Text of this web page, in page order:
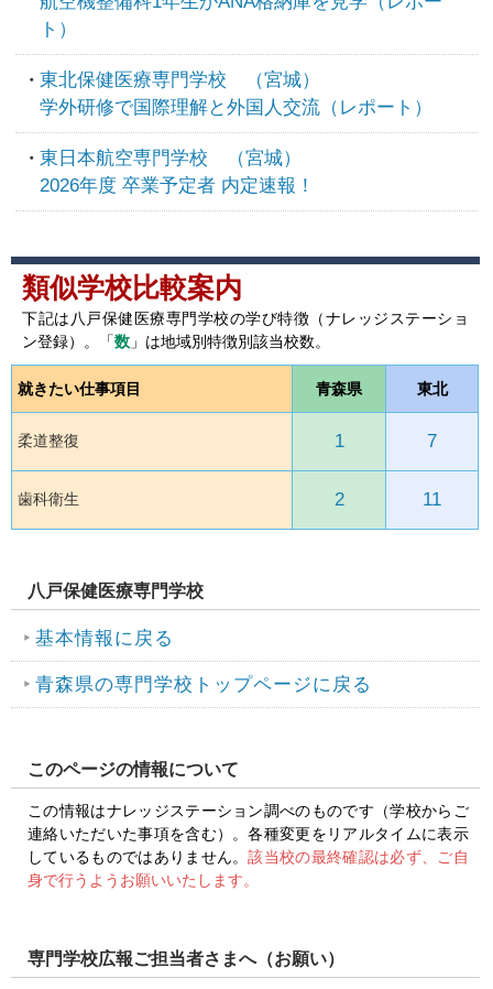
ト）
東北保健医療専門学校 （宮城）
学外研修で国際理解と外国人交流（レポート）
東日本航空専門学校 （宮城）
2026年度 卒業予定者 内定速報！
類似学校比較案内
下記は八戸保健医療専門学校の学び特徴（ナレッジステーショ
ン登録）。「数 」は地域別特徴別該当校数。
就きたい仕事項目 青森県 東北
柔道整復 1 7
歯科衛生 2 11
八戸保健医療専門学校
基本情報に戻る
青森県の専門学校トップページに戻る
このページの情報について
この情報はナレッジステーション調べのものです（学校からご
連絡いただいた事項を含む）。各種変更をリアルタイムに表示
しているものではありません。該当校の最終確認は必ず、ご自
身で行うようお願いいたします。
専門学校広報ご担当者さまへ（お願い）